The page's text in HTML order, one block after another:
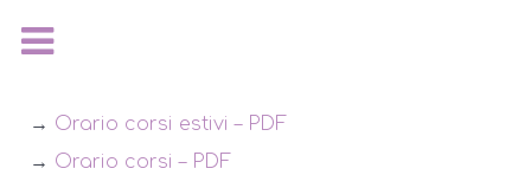
→ Orario corsi estivi – PDF
→ Orario corsi – PDF